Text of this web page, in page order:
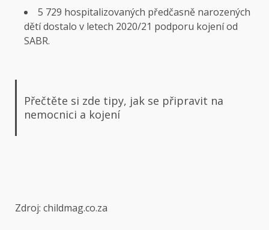
5 729 hospitalizovaných předčasně narozených
dětí dostalo v letech 2020/21 podporu kojení od
SABR.
Přečtěte si zde tipy, jak se připravit na
nemocnici a kojení
Zdroj: childmag.co.za